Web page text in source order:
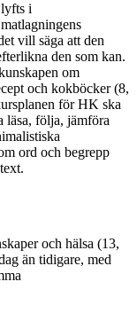
i
vill säga att den
den som kan.
om
och kokböcker (8,
för HK ska
läsa, följa, jämföra
ord och begrepp
och hälsa (13,
än tidigare, med